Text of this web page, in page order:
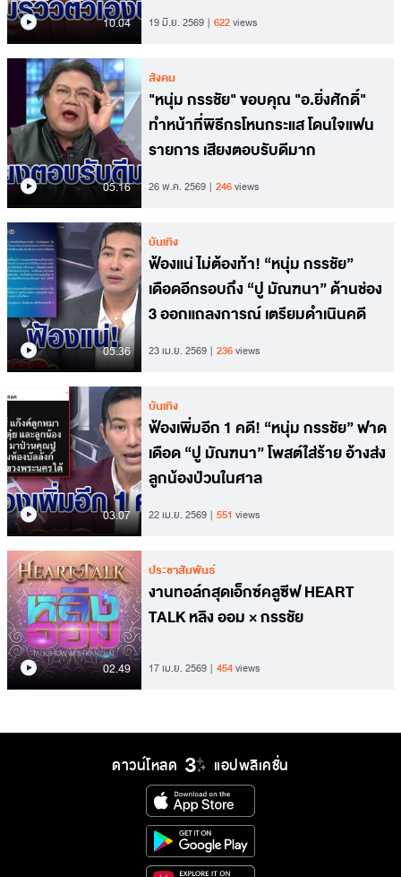
10.04 19 มิ.ย. 2569 622views
05.16
สังคม
"หนุ่ม กรรชัย" ขอบคุณ "อ.ยิ่งศักดิ์"
ทำหน้าที่พิธีกรโหนกระแส โดนใจแฟน
รายการ เสียงตอบรับดีมาก
26 พ.ค. 2569 246views
05.36
บันเทิง
ฟ้องแน่ ไม่ต้องท้า! “หนุ่ม กรรชัย”
เดือดอีกรอบถึง “ปู มัณฑนา” ด้านช่อง
3 ออกแถลงการณ์ เตรียมดำเนินคดี
23 เม.ย. 2569 236views
03.07
บันเทิง
ฟ้องเพิ่มอีก 1 คดี! “หนุ่ม กรรชัย” ฟาด
เดือด “ปู มัณฑนา” โพสต์ใส่ร้าย อ้างส่ง
ลูกน้องป่วนในศาล
22 เม.ย. 2569 551 views
02.49
ประชาสัมพันธ์
งานทอล์กสุดเอ็กซ์คลูซีฟ HEART
TALK หลิง ออม × กรรชัย
17 เม.ย. 2569 454views
ดาวน์โหลด แอปพลิเคชั่น